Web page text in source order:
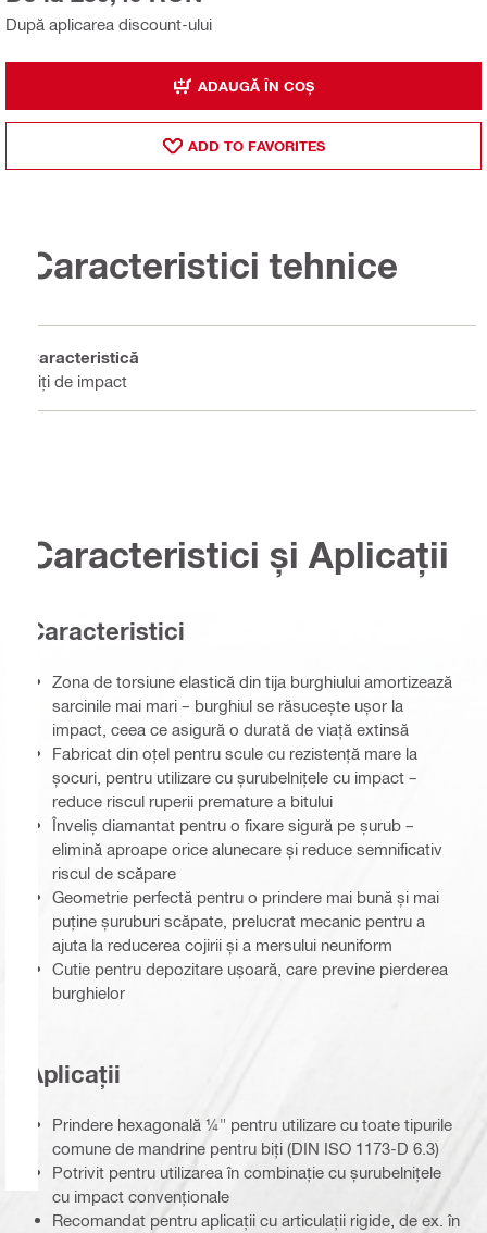
După aplicarea discount-ului
ADAUGĂ ÎN COȘ
ADD TO FAVORITES
Caracteristici tehnice
Caracteristică
Biți de impact
Caracteristici și Aplicații
Caracteristici
Zona de torsiune elastică din tija burghiului amortizează
sarcinile mai mari – burghiul se răsucește ușor la
impact, ceea ce asigură o durată de viață extinsă
Fabricat din oțel pentru scule cu rezistență mare la
șocuri, pentru utilizare cu șurubelnițele cu impact –
reduce riscul ruperii premature a bitului
Înveliș diamantat pentru o fixare sigură pe șurub –
elimină aproape orice alunecare și reduce semnificativ
riscul de scăpare
Geometrie perfectă pentru o prindere mai bună și mai
puține șuruburi scăpate, prelucrat mecanic pentru a
ajuta la reducerea cojirii și a mersului neuniform
Cutie pentru depozitare ușoară, care previne pierderea
burghielor
Aplicații
Prindere hexagonală ¼" pentru utilizare cu toate tipurile
comune de mandrine pentru biți (DIN ISO 1173-D 6.3)
Potrivit pentru utilizarea în combinație cu șurubelnițele
cu impact convenționale
Recomandat pentru aplicații cu articulații rigide, de ex. în